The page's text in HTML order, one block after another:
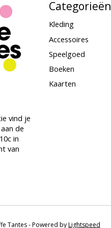
vind je
de
in
van
Categorieën
Kleding
Accessoires
Speelgoed
Boeken
Kaarten
Tantes - Powered byLightspeed